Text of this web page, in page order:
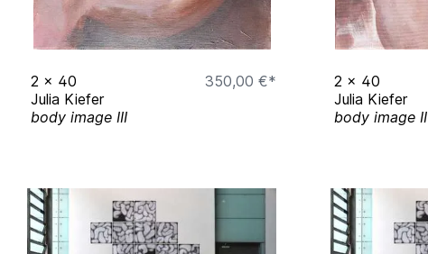
2 x 40
350,00 €*
Julia Kiefer
body image III
2 x 40
Julia Kiefer
body image II